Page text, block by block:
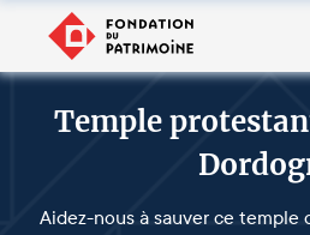
Temple
Aidez-nous à sauver ce temple